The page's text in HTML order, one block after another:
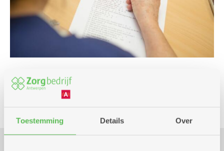
Toestemming Details Over
Spel